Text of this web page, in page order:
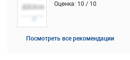
Оценка: 10 / 10
Посмотреть все рекомендации